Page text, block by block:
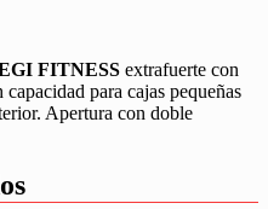
FITNESS extrafuerte con
para cajas pequeñas
Apertura con doble